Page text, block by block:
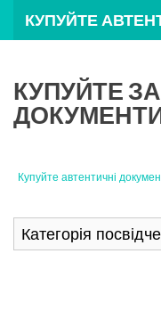
КУПУЙТЕ
КУПУЙТЕ
Купуйте автентичні